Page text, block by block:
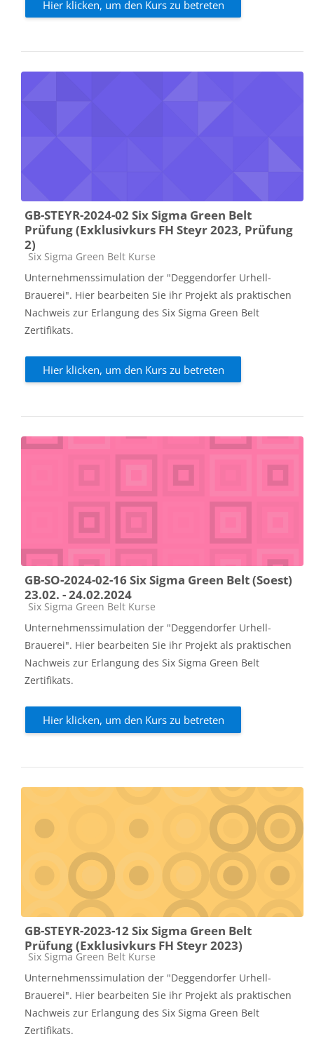
Hier klicken, um den Kurs zu betreten
GB-STEYR-2024-02 Six Sigma Green Belt
Prüfung (Exklusivkurs FH Steyr 2023, Prüfung
2)
Kursbereich
Six Sigma Green Belt Kurse
Unternehmenssimulation der "Deggendorfer Urhell-
Brauerei". Hier bearbeiten Sie ihr Projekt als praktischen
Nachweis zur Erlangung des Six Sigma Green Belt
Zertifikats.
Hier klicken, um den Kurs zu betreten
GB-SO-2024-02-16 Six Sigma Green Belt (Soest)
23.02. - 24.02.2024
Kursbereich
Six Sigma Green Belt Kurse
Unternehmenssimulation der "Deggendorfer Urhell-
Brauerei". Hier bearbeiten Sie ihr Projekt als praktischen
Nachweis zur Erlangung des Six Sigma Green Belt
Zertifikats.
Hier klicken, um den Kurs zu betreten
GB-STEYR-2023-12 Six Sigma Green Belt
Prüfung (Exklusivkurs FH Steyr 2023)
Kursbereich
Six Sigma Green Belt Kurse
Unternehmenssimulation der "Deggendorfer Urhell-
Brauerei". Hier bearbeiten Sie ihr Projekt als praktischen
Nachweis zur Erlangung des Six Sigma Green Belt
Zertifikats.